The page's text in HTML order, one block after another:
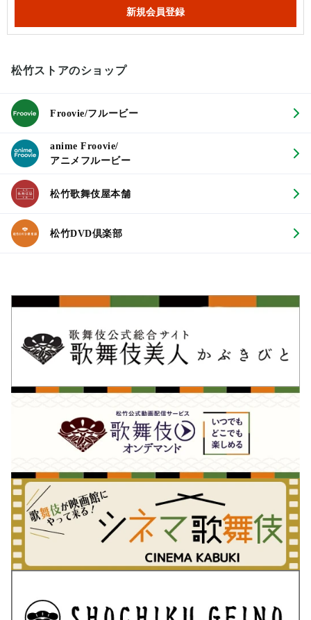
松竹ストアのショップ
Froovie/フルービー
anime Froovie/
アニメフルービー
松竹歌舞伎屋本舗
松竹DVD倶楽部